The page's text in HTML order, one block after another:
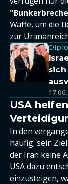
Waffe, um die
zur
USA
In den
häufig, sein
der Iran keine
USA dazu
einzusteigen,